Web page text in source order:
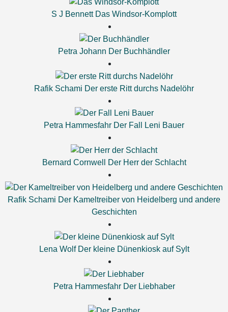
S J Bennett Das Windsor-Komplott
Petra Johann Der Buchhändler
Rafik Schami Der erste Ritt durchs Nadelöhr
Petra Hammesfahr Der Fall Leni Bauer
Bernard Cornwell Der Herr der Schlacht
Rafik Schami Der Kameltreiber von Heidelberg und andere
Geschichten
Lena Wolf Der kleine Dünenkiosk auf Sylt
Petra Hammesfahr Der Liebhaber